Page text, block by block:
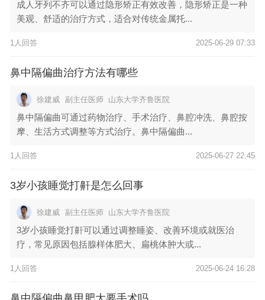
成人牙列不齐可以通过隐形矫正有效改善，隐形矫正是一种
美观、舒适的治疗方式，适合对传统金属托...
1人回答 2025-06-29 07:33
鼻中隔偏曲治疗方法有哪些
徐建威 副主任医师 山东大学齐鲁医院
鼻中隔偏曲可通过药物治疗、手术治疗、鼻腔冲洗、鼻腔按
摩、生活方式调整等方式治疗。鼻中隔偏曲...
1人回答 2025-06-27 22:45
3岁小孩睡觉打鼾是怎么回事
徐建威 副主任医师 山东大学齐鲁医院
3岁小孩睡觉打鼾可以通过调整睡姿、改善环境或就医治
疗，常见原因包括腺样体肥大、扁桃体肿大或...
1人回答 2025-06-24 16:28